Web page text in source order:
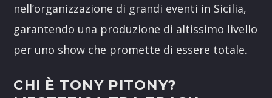
nell’organizzazione di grandi eventi in Sicilia,
garantendo una produzione di altissimo livello
per uno show che promette di essere totale.
CHI È TONY PITONY?